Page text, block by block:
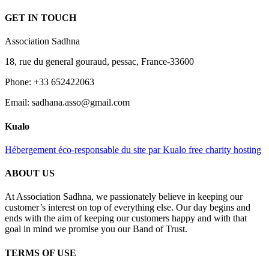
GET IN TOUCH
Association Sadhna
18, rue du general gouraud, pessac, France-33600
Phone: +33 652422063
Email: sadhana.asso@gmail.com
Kualo
Hébergement éco-responsable du site par Kualo free charity hosting
ABOUT US
At Association Sadhna, we passionately believe in keeping our
customer’s interest on top of everything else. Our day begins and
ends with the aim of keeping our customers happy and with that
goal in mind we promise you our Band of Trust.
TERMS OF USE